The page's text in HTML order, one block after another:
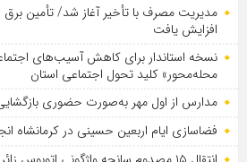
مدیریت مصرف با تأخیر آغاز شد/ تأمین
افزایش یافت
نسخه استاندار برای کاهش آسیب‌های
محله‌محور» کلید تحول اجتماعی استان
مدارس از اول مهر به‌صورت حضوری
فضاسازی ایام اربعین حسینی در کرمانشاه